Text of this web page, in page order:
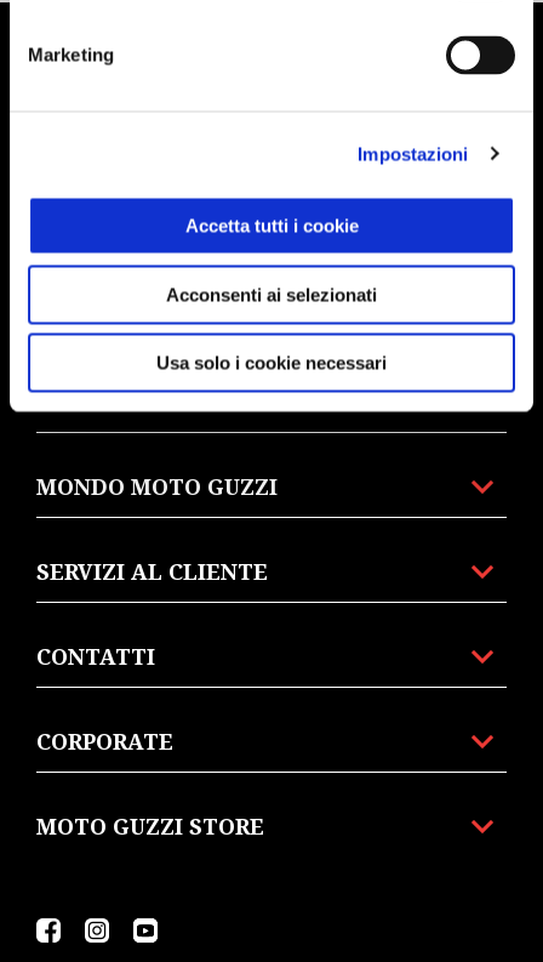
Marketing
Impostazioni
Accetta tutti i cookie
Acconsenti ai selezionati
Usa solo i cookie necessari
ELETTRONICA
PROMOZIONI
ACCESSORI
MONDO MOTO GUZZI
SERVIZI AL CLIENTE
CONTATTI
CORPORATE
MOTO GUZZI STORE
FacebookInstagram